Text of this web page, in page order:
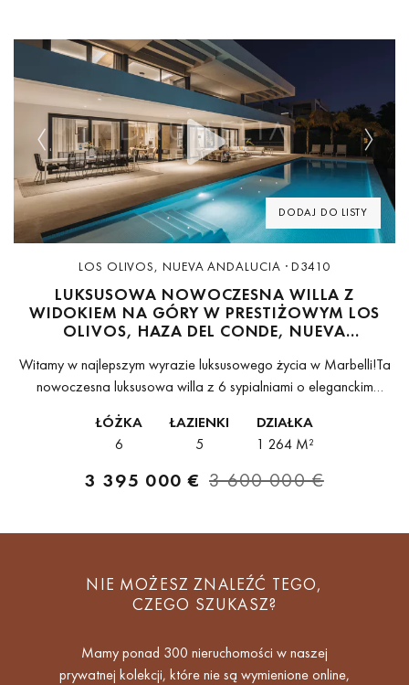
DODAJ DO LISTY
Previous Next
LOS OLIVOS, NUEVA ANDALUCIA · D3410
LUKSUSOWA NOWOCZESNA WILLA Z
WIDOKIEM NA GÓRY W PRESTIŻOWYM LOS
OLIVOS, HAZA DEL CONDE, NUEVA
Witamy w najlepszym wyrazie luksusowego życia w Marbelli!Ta
nowoczesna luksusowa willa z 6 sypialniami o eleganckim
sercu Golf Valley w Marbelli. Znajduje...
ŁÓŻKA
6
ŁAZIENKI
5
DZIAŁKA
1 264 M²
3 395 000 € 3 600 000 €
NIE MOŻESZ ZNALEŹĆ TEGO,
CZEGO SZUKASZ?
Mamy ponad 300 nieruchomości w naszej
prywatnej kolekcji, które nie są wymienione online,